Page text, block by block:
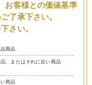
お客様との価値基準
了承下さい。
さい。
商品
、またはそれに近い商品
商品